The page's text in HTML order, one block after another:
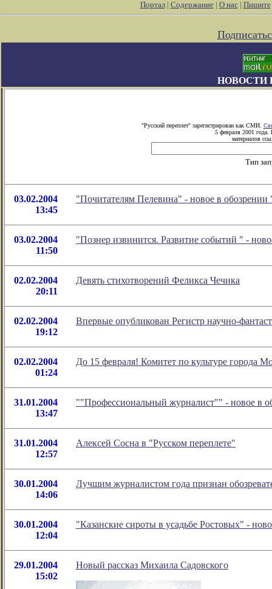
Портал| Содержание| О нас| Пишите
НОВОСТИ
"Русский переплет" зарегистрирован как СМИ.
5 февраля 2001 года.
материалов
Тип
03.02.2004
13:45
"Почитателям Пелевина" - новое в
03.02.2004
11:50
"Познер извинится. Развитие событий " -
02.02.2004
20:11
Девять стихотворений Феликса Чечика
02.02.2004
19:12
Впервые опубликован Регистр научно-
02.02.2004
01:24
До 15 февраля! Комитет по культуре города
31.01.2004
13:47
""Профессиональный журналист"" - новое в
31.01.2004
12:57
Алексей Сосна в "Русском переплете"
30.01.2004
14:06
Лучшим журналистом года признан
30.01.2004
12:04
"Казанские сироты в усадьбе Ростовых" -
29.01.2004
15:02
Новый рассказ Михаила Садовского